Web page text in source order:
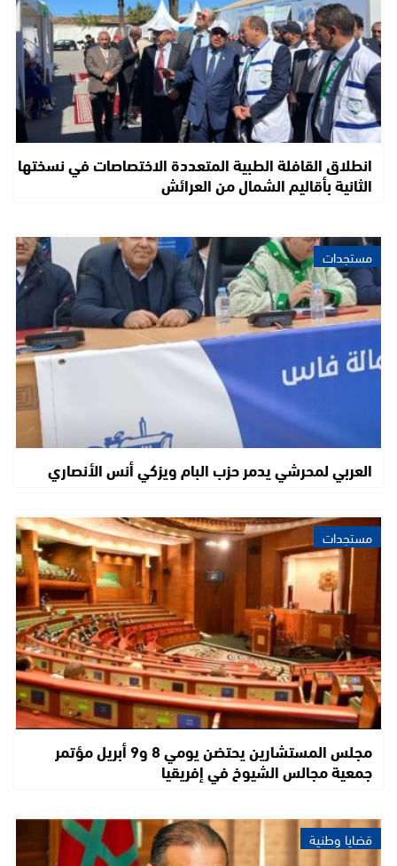
انطلاق القافلة الطبية المتعددة الاختصاصات في نسختها
الثانية بأقاليم الشمال من العرائش
مستجدات
العربي لمحرشي يدمر حزب البام ويزكي أنس الأنصاري
مستجدات
مجلس المستشارين يحتضن يومي 8 و9 أبريل مؤتمر
جمعية مجالس الشيوخ في إفريقيا
قضايا وطنية